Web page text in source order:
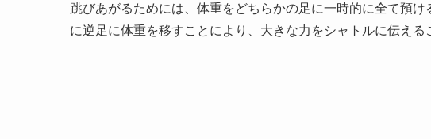
跳びあがるためには、体重をどちらかの足に一時的に全て預
に逆足に体重を移すことにより、大きな力をシャトルに伝える